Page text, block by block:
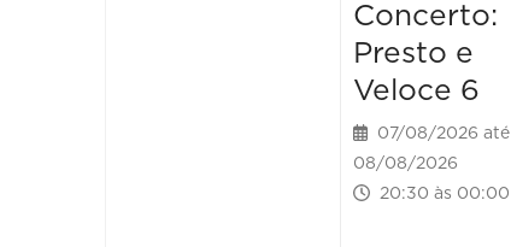
Concerto:
Presto e
Veloce 6
07/08/2026 até
08/08/2026
20:30 às 00:00